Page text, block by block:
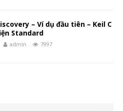
– Ví dụ đầu tiên – Keil C
Standard
admin 7997